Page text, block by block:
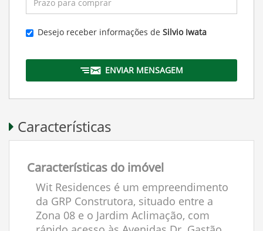
Desejo receber informações de Silvio Iwata
ENVIAR MENSAGEM
Características
Características do imóvel
Wit Residences é um empreendimento
da GRP Construtora, situado entre a
Zona 08 e o Jardim Aclimação, com